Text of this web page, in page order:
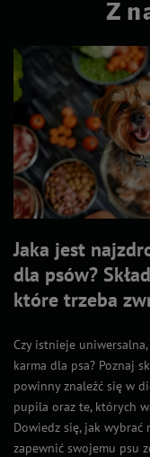
Z
Jaka jest
dla psów?
które trzeba
Czy istnieje
karma dla psa? Poznaj
powinny znaleźć się w
pupila oraz te, których
Dowiedz się, jak wybrać
zapewnić swojemu psu